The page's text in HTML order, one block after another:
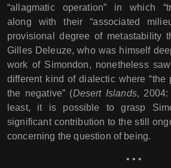
“allagmatic operation” in which
along with their “associated
provisional degree of metastability
Gilles Deleuze, who was himself
work of Simondon, nonetheless
different kind of dialectic where “the
the negative” (Desert Islands,
least, it is possible to grasp
significant contribution to the still
concerning the question of being.
• • •